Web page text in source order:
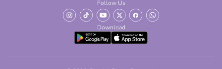
Follow Us
Download